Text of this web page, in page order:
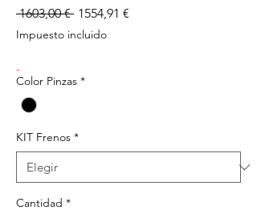
1603,00 € Precio
1554,91 €
Impuesto incluido
-
Color Pinzas *
KIT Frenos *
Cantidad *